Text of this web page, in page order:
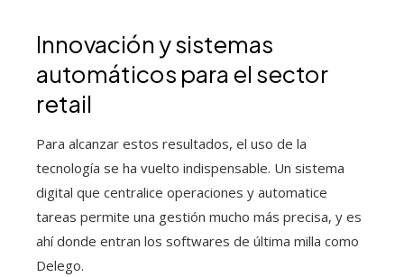
Innovación y sistemas
automáticos para el sector
retail
Para alcanzar estos resultados, el uso de la
tecnología se ha vuelto indispensable. Un sistema
digital que centralice operaciones y automatice
tareas permite una gestión mucho más precisa, y es
ahí donde entran los softwares de última milla como
Delego.